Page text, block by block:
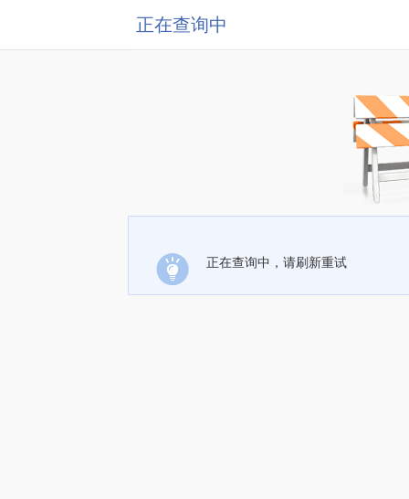
正在查询中
正在查询中，请刷新重试